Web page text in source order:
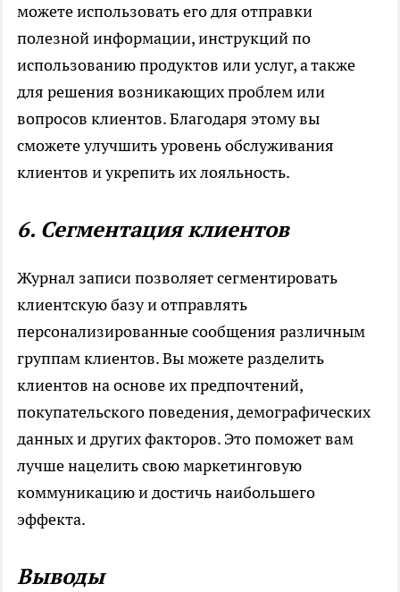
можете использовать его для отправки
полезной информации, инструкций по
использованию продуктов или услуг, а также
для решения возникающих проблем или
вопросов клиентов. Благодаря этому вы
сможете улучшить уровень обслуживания
клиентов и укрепить их лояльность.
6. Сегментация клиентов
Журнал записи позволяет сегментировать
клиентскую базу и отправлять
персонализированные сообщения различным
группам клиентов. Вы можете разделить
клиентов на основе их предпочтений,
покупательского поведения, демографических
данных и других факторов. Это поможет вам
лучше нацелить свою маркетинговую
коммуникацию и достичь наибольшего
эффекта.
Выводы